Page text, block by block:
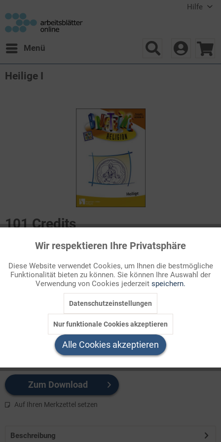
Hilfe
Menü
Heilige I
101 Credits
Themenbereich
Bibel
In allen nachjüdischen Weltreligionen gibt es Heilige, Menschen,
die in besonderer Weise Vorbilder, Lehrer, Bekenner oder
Ihre Vorteile auf einen Blick >>
Zum Download
Auf Ihren Merkzettel setzen
Beschreibung
Funktionale Aktiv
Marketing Inaktiv
Inaktiv
Wir respektieren Ihre Privatsphäre
Diese Website verwendet Cookies, um Ihnen die bestmögliche
Funktionalität bieten zu können. Sie können Ihre Auswahl der
Verwendung von Cookies jederzeit speichern.
Datenschutzeinstellungen
Nur funktionale Cookies akzeptieren
Alle Cookies akzeptieren